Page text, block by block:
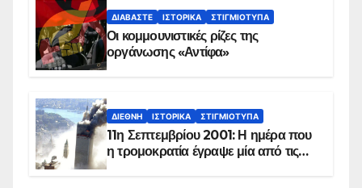
ΔΙΑΒΆΣΤΕ ΙΣΤΟΡΙΚΆ ΣΤΙΓΜΙΌΤΥΠΑ
Οι κομμουνιστικές ρίζες της
οργάνωσης «Αντίφα»
ΔΙΕΘΝΉ ΙΣΤΟΡΙΚΆ ΣΤΙΓΜΙΌΤΥΠΑ
11η Σεπτεμβρίου 2001: Η ημέρα που
η τρομοκρατία έγραψε μία από τις